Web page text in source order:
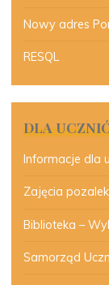
Nowy adres
RESQL
DLA
Informacje dla
Zajęcia
Biblioteka –
Samorząd